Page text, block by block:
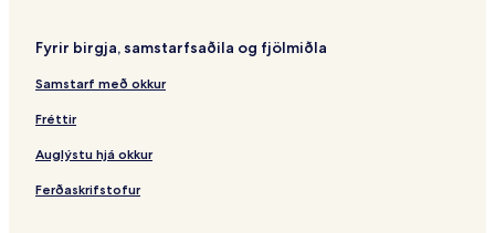
o
a
b
a
a
t
i
c
a
N
c
i
o
n
l
a
a
&
C
o
v
Fyrir birgja, samstarfsaðila og fjölmiðla
Samstarf með okkur
Fréttir
Auglýstu hjá okkur
Ferðaskrifstofur